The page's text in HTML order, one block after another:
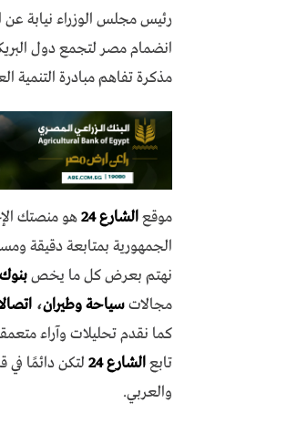
رئيس مجلس الوزراء نيابة
انضمام مصر لتجمع دول
مذكرة تفاهم مبادرة التنمية
موقعالشارع 24 هو منصتك
الجمهورية بمتابعة دقيقة
نهتم بعرض كل ما يخص
مجالاتسياحة وطيران،
كما نقدم تحليلات وآراء
تابعالشارع 24
لتكن دائمًا
والعربي.